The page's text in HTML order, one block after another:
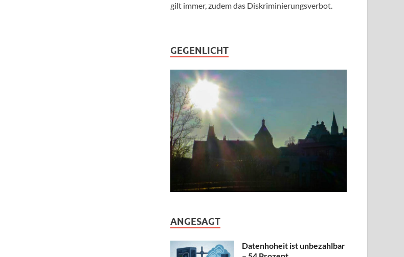
gilt immer, zudem das Diskriminierungsverbot.
GEGENLICHT
ANGESAGT
Datenhoheit ist unbezahlbar